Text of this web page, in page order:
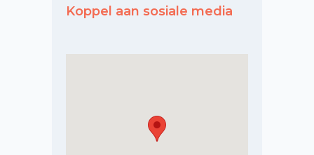
Koppel aan sosiale media